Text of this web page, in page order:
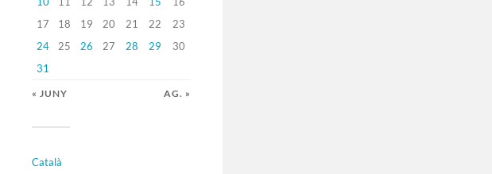
17
18 19 20 21 22
23
24
25 26 27 28 29
30
31
« JUNY AG. »
Català